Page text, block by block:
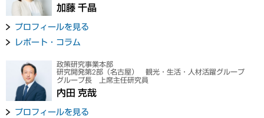
加藤 千晶
プロフィールを見る
レポート・コラム
政策研究事業本部
研究開発第2部（名古屋） 観光・生活・人材活躍グループ
グループ長 上席主任研究員
内田 克哉
プロフィールを見る